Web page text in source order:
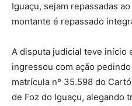
Iguaçu, sejam repassadas
montante é repassado
A disputa judicial teve início
ingressou com ação
matrícula nº 35.598 do
de Foz do Iguaçu, alegando